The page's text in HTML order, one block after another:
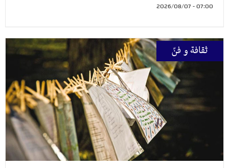
07:00 - 2026/08/07
ثقافة و فنّ